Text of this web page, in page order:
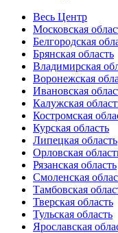
Весь Центр
Московская
Белгородская
Брянская область
Владимирская
Воронежская
Ивановская
Калужская
Костромская
Курская область
Липецкая область
Орловская
Рязанская область
Смоленская
Тамбовская
Тверская область
Тульская область
Ярославская